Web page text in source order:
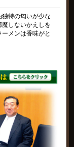
特の匂いが少な
しないかえしを
メンは香味がと